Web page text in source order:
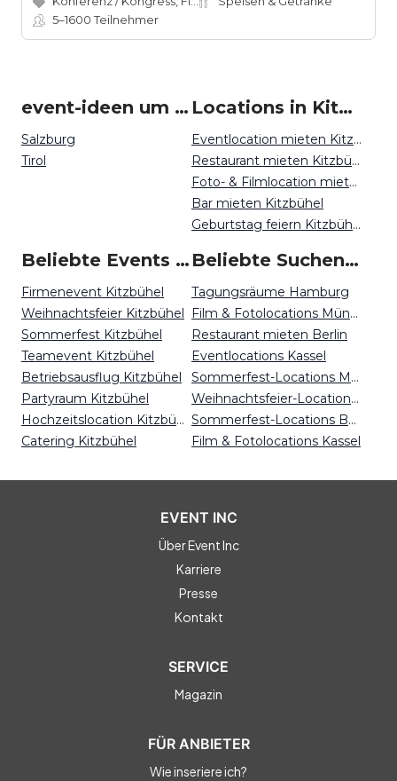
5–1600Teilnehmer
event-ideen um Kitzbühel
Salzburg
Tirol
Locations in Kitzbühel mieten
Eventlocation mieten Kitzbühel
Restaurant mieten Kitzbühel
Foto- & Filmlocation mieten Kitzbühel
Bar mieten Kitzbühel
Geburtstag feiern Kitzbühel
Beliebte Events in Kitzbühel
Firmenevent Kitzbühel
Weihnachtsfeier Kitzbühel
Sommerfest Kitzbühel
Teamevent Kitzbühel
Betriebsausflug Kitzbühel
Partyraum Kitzbühel
Hochzeitslocation Kitzbühel
Catering Kitzbühel
Beliebte Suchen auf Event Inc
Tagungsräume Hamburg
Film & Fotolocations München
Restaurant mieten Berlin
Eventlocations Kassel
Sommerfest-Locations Magdeburg
Weihnachtsfeier-Locations Leipzig
Sommerfest-Locations Bonn
Film & Fotolocations Kassel
EVENT INC
Über Event Inc
Karriere
Presse
Kontakt
SERVICE
Magazin
FÜR ANBIETER
Wie inseriere ich?